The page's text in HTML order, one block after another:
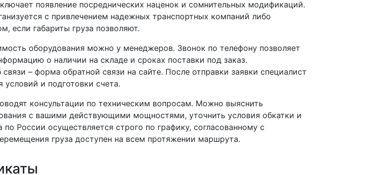
появление посреднических наценок и сомнительных модификаций.
с привлечением надежных транспортных компаний либо
если габариты груза позволяют.
оборудования можно у менеджеров. Звонок по телефону позволяет
о наличии на складе и сроках поставки под заказ.
– форма обратной связи на сайте. После отправки заявки специалист
условий и подготовки счета.
консультации по техническим вопросам. Можно выяснить
с вашими действующими мощностями, уточнить условия обкатки и
по России осуществляется строго по графику, согласованному с
груза доступен на всем протяжении маршрута.